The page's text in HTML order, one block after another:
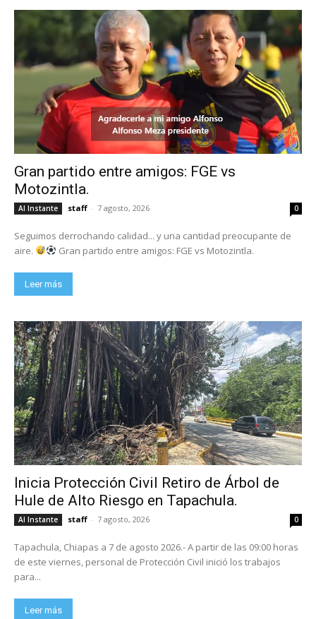
Gran partido entre amigos: FGE vs
Motozintla.
Al Instante staff - 7 agosto, 2026 0
Seguimos derrochando calidad... y una cantidad preocupante de
aire.
Gran partido entre amigos: FGE vs Motozintla.
Leer más
Inicia Protección Civil Retiro de Árbol de
Hule de Alto Riesgo en Tapachula.
Al Instante staff - 7 agosto, 2026 0
Tapachula, Chiapas a 7 de agosto 2026.- A partir de las 09:00 horas
de este viernes, personal de Protección Civil inició los trabajos
para...
Leer más